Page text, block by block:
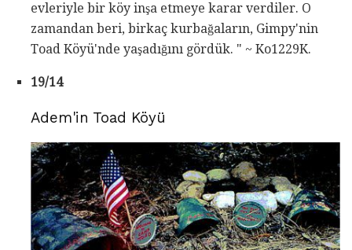
evleriyle bir köy inşa etmeye karar verdiler. O
zamandan beri, birkaç kurbağaların, Gimpy'nin
Toad Köyü'nde yaşadığını gördük. " ~ Ko1229K.
19/14
Adem'in Toad Köyü